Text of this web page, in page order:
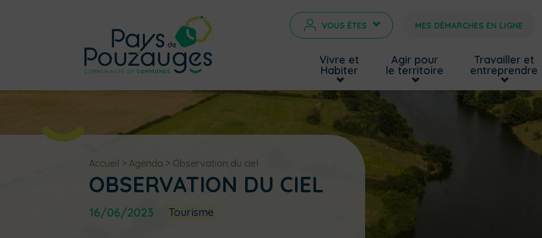
VOUS ÊTES > MES DÉMARCHES EN LIGNE
Vivre et
Habiter
Agir pour
le territoire
Travailler et
entreprendre
Accueil > Agenda > Observation du ciel
OBSERVATION DU CIEL
16/06/2023 Tourisme